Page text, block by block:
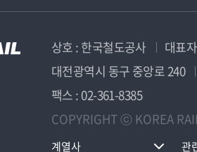
상호 : 한국철도공사 대표
대전광역시 동구 중앙로 240
팩스 : 02-361-8385
COPYRIGHT ⓒ KOREA
계열사 관